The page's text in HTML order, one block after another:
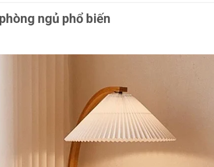
ngủ phổ biến